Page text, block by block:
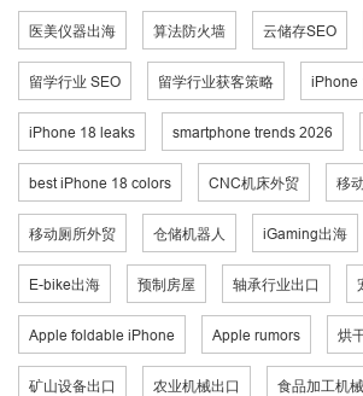
医美仪器出海 算法防火墙 云储存SEO
留学行业 SEO 留学行业获客策略 iPhone
iPhone 18 leaks smartphone trends 2026
best iPhone 18 colors CNC机床外贸 移
移动厕所外贸 仓储机器人 iGaming出海
E-bike出海 预制房屋 轴承行业出口
Apple foldable iPhone Apple rumors 烘
矿山设备出口 农业机械出口 食品加工机械